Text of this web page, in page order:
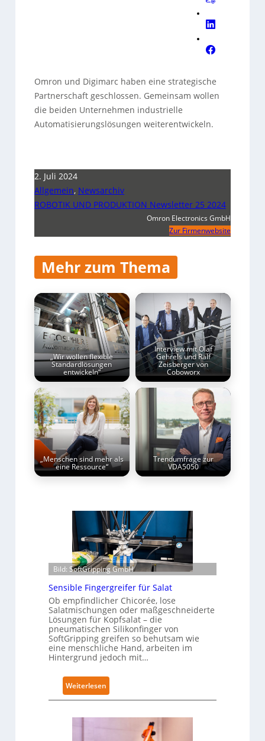
Omron und Digimarc haben eine strategische
Partnerschaft geschlossen. Gemeinsam wollen
die beiden Unternehmen industrielle
Automatisierungslösungen weiterentwickeln.
2. Juli 2024
Allgemein, Newsarchiv
ROBOTIK UND PRODUKTION Newsletter 25 2024
Omron Electronics GmbH
Zur Firmenwebsite
Mehr zum Thema
„Wir wollen flexible
Standardlösungen
entwickeln“
Interview mit Olaf
Gehrels und Ralf
Zeisberger von
Coboworx
„Menschen sind mehr als
eine Ressource“
Trendumfrage zur
VDA5050
Bild: SoftGripping GmbH
Sensible Fingergreifer für Salat
Ob empfindlicher Chicorée, lose
Salatmischungen oder maßgeschneiderte
Lösungen für Kopfsalat – die
pneumatischen Silikonfinger von
SoftGripping greifen so behutsam wie
eine menschliche Hand, arbeiten im
Hintergrund jedoch mit…
Weiterlesen:
S